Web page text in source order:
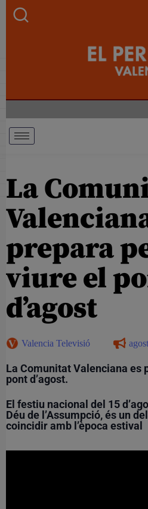
La
prepara
viure el
d’agost
Valencia Televisió
La Comunitat Valenciana es
pont d’agost.
El festiu nacional del 15
Déu de l’Assumpció, és un
coincidir amb l’època estival